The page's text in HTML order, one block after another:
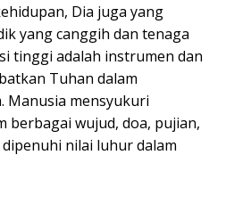
Dia juga yang
yang canggih dan tenaga
tinggi adalah instrumen dan
Tuhan dalam
Manusia mensyukuri
berbagai wujud, doa, pujian,
nilai luhur dalam